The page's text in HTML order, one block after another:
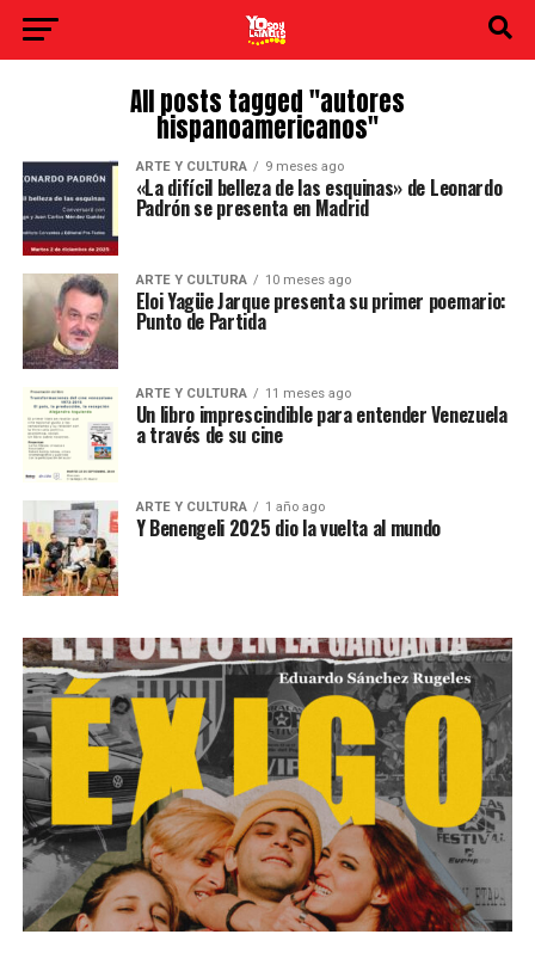
All posts tagged "autores
hispanoamericanos"
ARTE Y CULTURA 9 meses ago
«La difícil belleza de las esquinas» de Leonardo
Padrón se presenta en Madrid
ARTE Y CULTURA 10 meses ago
Eloi Yagüe Jarque presenta su primer poemario:
Punto de Partida
ARTE Y CULTURA 11 meses ago
Un libro imprescindible para entender Venezuela
a través de su cine
ARTE Y CULTURA 1 año ago
Y Benengeli 2025 dio la vuelta al mundo